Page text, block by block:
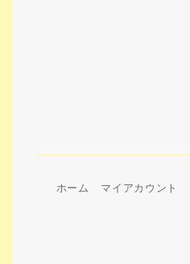
ホーム マイアカウント